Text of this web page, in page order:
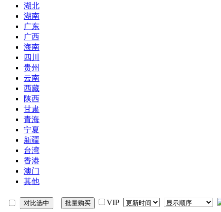
湖北
湖南
广东
广西
海南
四川
贵州
云南
西藏
陕西
甘肃
青海
宁夏
新疆
台湾
香港
澳门
其他
VIP